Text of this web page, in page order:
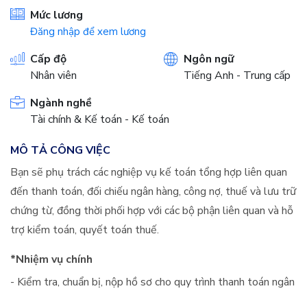
Mức lương
Đăng nhập để xem lương
Cấp độ
Nhân viên
Ngôn ngữ
Tiếng Anh - Trung cấp
Ngành nghề
Tài chính & Kế toán - Kế toán
MÔ TẢ CÔNG VIỆC
Bạn sẽ phụ trách các nghiệp vụ kế toán tổng hợp liên quan
đến thanh toán, đối chiếu ngân hàng, công nợ, thuế và lưu trữ
chứng từ, đồng thời phối hợp với các bộ phận liên quan và hỗ
trợ kiểm toán, quyết toán thuế.
*Nhiệm vụ chính
- Kiểm tra, chuẩn bị, nộp hồ sơ cho quy trình thanh toán ngân